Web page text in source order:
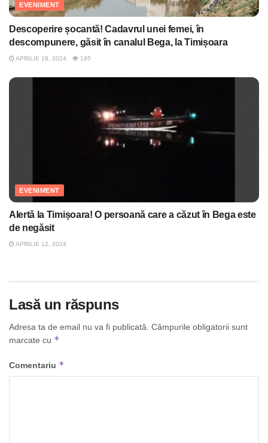
EVENIMENT
Descoperire șocantă! Cadavrul unei femei, în
descompunere, găsit în canalul Bega, la Timișoara
APRILIE 19, 2024 185
EVENIMENT
Alertă la Timișoara! O persoană care a căzut în Bega este
de negăsit
APRILIE 12, 2024
Lasă un răspuns
Adresa ta de email nu va fi publicată. Câmpurile obligatorii sunt
marcate cu *
Comentariu *